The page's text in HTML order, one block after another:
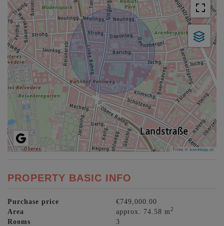
Tiles © basemap.at
PROPERTY BASIC INFO
Purchase price
€749,000.00
Area
approx. 74.58 m2
Rooms 3